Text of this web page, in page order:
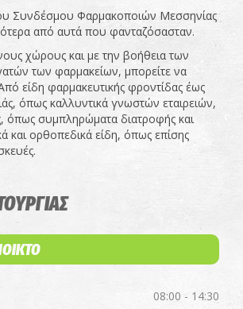
Συνδέσμου Φαρμακοποιών Μεσσηνίας
από αυτά που φανταζόσασταν.
χώρους και με την βοήθεια των
των φαρμακείων, μπορείτε να
είδη φαρμακευτικής φροντίδας έως
όπως καλλυντικά γνωστών εταιρειών,
όπως συμπληρώματα διατροφής και
και ορθοπεδικά είδη, όπως επίσης
08:00 - 14:30